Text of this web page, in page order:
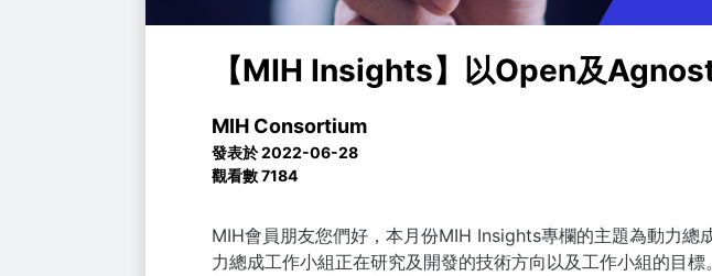
【MIH Insights】以Open及
MIH Consortium
發表於 2022-06-28
觀看數 7184
MIH會員朋友您們好，本月份MIH Insights專欄的主題為動力總
力總成工作小組正在研究及開發的技術方向以及工作小組的目標。